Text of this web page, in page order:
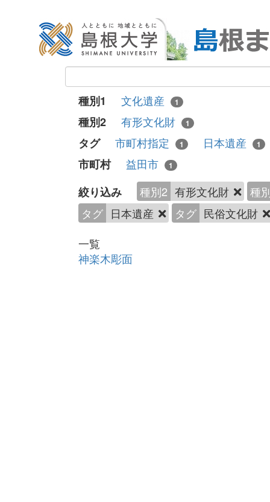
種別1 文化遺産 1
種別2 有形文化財 1
タグ 市町村指定 1 日本遺産 1
市町村 益田市 1
絞り込み 種別2 有形文化財
種
タグ 日本遺産 タグ 民俗文化財
一覧
神楽木彫面